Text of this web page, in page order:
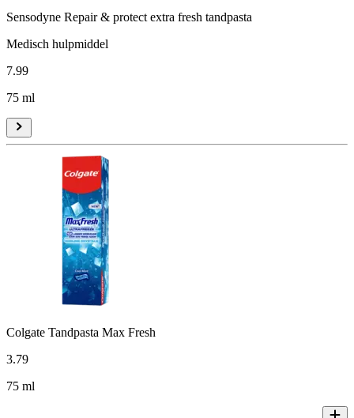
Sensodyne Repair & protect extra fresh tandpasta
Medisch hulpmiddel
7.99
75 ml
Colgate Tandpasta Max Fresh
3.79
75 ml